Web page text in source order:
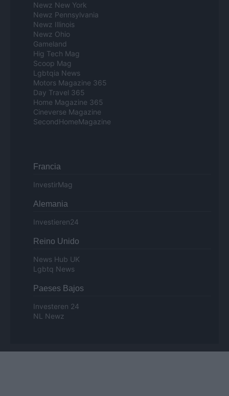
Newz New York
Newz Pennsylvania
Newz Illinois
Newz Ohio
Gameland
Hig Tech Mag
Scoop Mag
Lgbtqia News
Motors Magazine 365
Day Travel 365
Home Magazine 365
Cineverse Magazine
SecondHomeMagazine
Francia
InvestirMag
Alemania
Investieren24
Reino Unido
News Hub UK
Lgbtq News
Paeses Bajos
Investeren 24
NL Newz